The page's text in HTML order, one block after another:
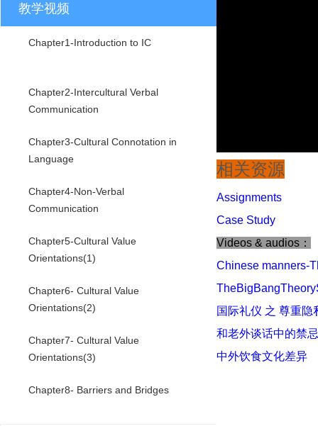
教学视频
Chapter1-Introduction to IC
Chapter2-Intercultural Verbal
Communication
Chapter3-Cultural Connotation in
Language
Chapter4-Non-Verbal
Communication
Chapter5-Cultural Value
Orientations(1)
Chapter6- Cultural Value
Orientations(2)
Chapter7- Cultural Value
Orientations(3)
Chapter8- Barriers and Bridges
相关资源
Assignments
Case Study
Videos & audios：
Chinese manners-
国际礼仪 之 尊重隐
和老外谈话中的禁忌
中外饮食文化差异